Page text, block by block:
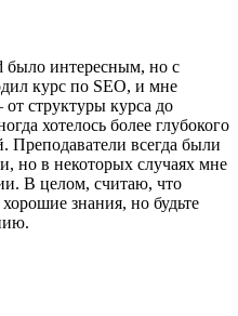
было интересным, но с
курс по SEO, и мне
структуры курса до
хотелось более глубокого
Преподаватели всегда были
но в некоторых случаях мне
В целом, считаю, что
знания, но будьте